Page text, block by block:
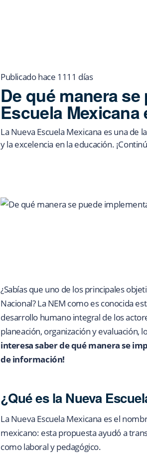
Publicado hace 1111 días
De qué manera
Escuela Mexicana
La Nueva Escuela Mexicana es una de
y la excelencia en la educación.
¿Sabías que uno de los principales
Nacional? La NEM como es conocida
desarrollo humano integral de los
planeación, organización y evaluación,
interesa saber de qué manera se
de información!
¿Qué es la Nueva
La Nueva Escuela Mexicana es el
mexicano: esta propuesta ayudó a
como laboral y pedagógico.